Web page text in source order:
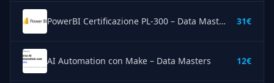
PowerBI Certificazione PL-300 – Data Masters 31€
AI Automation con Make – Data Masters 12€